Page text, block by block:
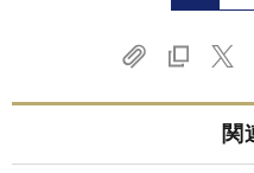
関